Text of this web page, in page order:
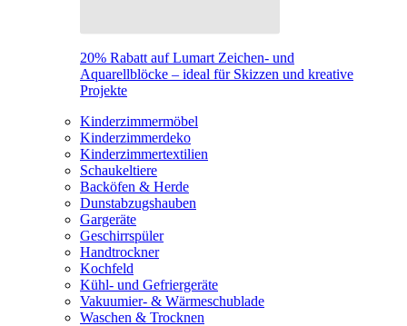
20% Rabatt auf Lumart Zeichen- und
Aquarellblöcke – ideal für Skizzen und kreative
Projekte
Kinderzimmermöbel
Kinderzimmerdeko
Kinderzimmertextilien
Schaukeltiere
Backöfen & Herde
Dunstabzugshauben
Gargeräte
Geschirrspüler
Handtrockner
Kochfeld
Kühl- und Gefriergeräte
Vakuumier- & Wärmeschublade
Waschen & Trocknen